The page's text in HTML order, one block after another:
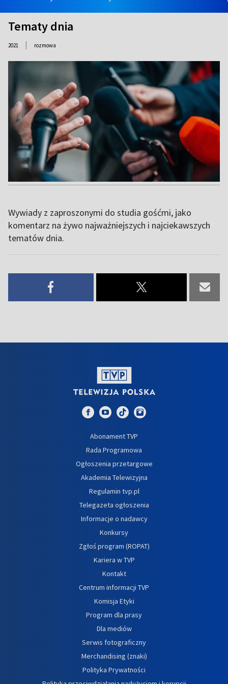
Tematy dnia
2021 | rozmowa
Wywiady z zaproszonymi do studia gośćmi, jako
komentarz na żywo najważniejszych i najciekawszych
tematów dnia.
Abonament TVP
Rada Programowa
Ogłoszenia przetargowe
Akademia Telewizyjna
Regulamin tvp.pl
Telegazeta ogłoszenia
Informacje o nadawcy
Konkursy
Zgłoś program (ROPAT)
Kariera w TVP
Kontakt
Centrum informacji TVP
Komisja Etyki
Program dla prasy
Dla mediów
Serwis fotograficzny
Merchandising (znaki)
Polityka Prywatności